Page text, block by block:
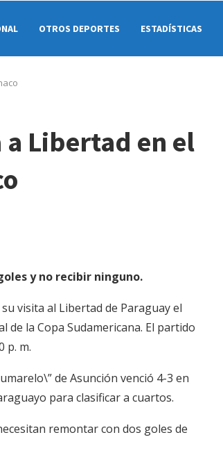
OTROS DEPORTES ESTADÍSTICAS
Libertad en el
y no recibir ninguno.
visita al Libertad de Paraguay el
la Copa Sudamericana. El partido
p. m.
de Asunción venció 4-3 en
para clasificar a cuartos.
remontar con dos goles de